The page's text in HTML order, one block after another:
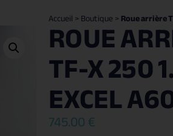
Accueil>Boutique>Roue arrière
ROUE
TF-X 250
EXCEL
745.00€